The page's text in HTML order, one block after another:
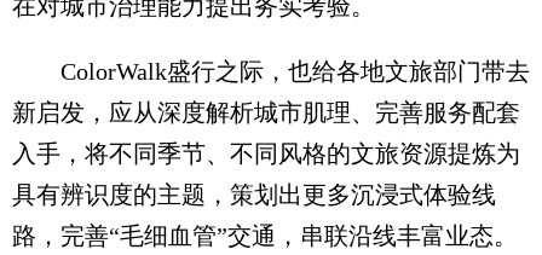
在对城市治理能力提出务实考验。
ColorWalk盛行之际，也给各地文旅部门带去
新启发，应从深度解析城市肌理、完善服务配套
入手，将不同季节、不同风格的文旅资源提炼为
具有辨识度的主题，策划出更多沉浸式体验线
路，完善“毛细血管”交通，串联沿线丰富业态。